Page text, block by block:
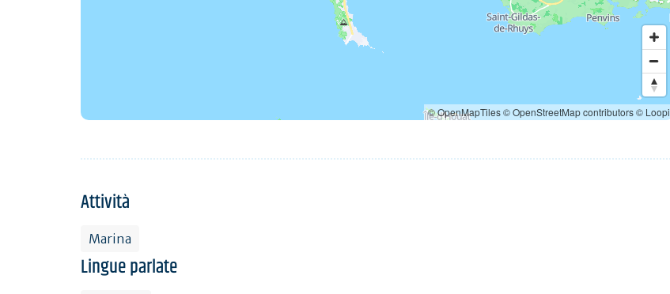
© OpenMapTiles© OpenStreetMap contributors© Loopi
Attività
Marina
Lingue parlate